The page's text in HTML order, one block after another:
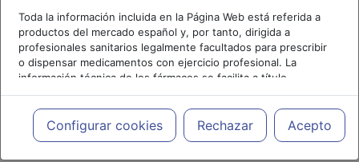
Toda la información incluida en la Página Web está referida a
productos del mercado español y, por tanto, dirigida a
profesionales sanitarios legalmente facultados para prescribir
o dispensar medicamentos con ejercicio profesional. La
información técnica de los fármacos se facilita a título
meramente informativo, siendo responsabilidad de los
profesionales facultados prescribir medicamentos y decidir, en
cada caso concreto, el tratamiento más adecuado a las
necesidades del paciente.
Configurar cookies Rechazar Acepto
PUBLICIDAD